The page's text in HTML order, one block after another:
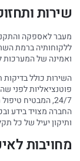
שירות
מעבר לאספקה
ללקוחותיה ברמת
ואמינה של המערכות
השירות כולל בדיקות
פוטנציאליות לפני
24/7, המבטיח
החברה מצויד בידע
ותיקון יעיל של כל
מחויבות